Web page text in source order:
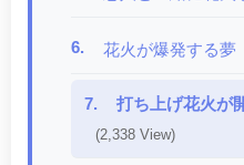
6. 花火が爆発する夢
7. 打ち上げ花火が
(2,338 View)